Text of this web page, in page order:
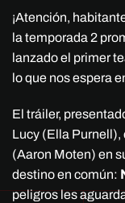
¡Atención,
la temporada 2
lanzado el primer
lo que nos espera
El tráiler,
Lucy (Ella
(Aaron Moten) en
destino en común:
peligros les